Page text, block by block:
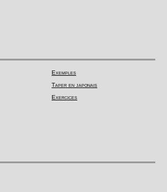
Exemples
Taper en japonais
Exercices